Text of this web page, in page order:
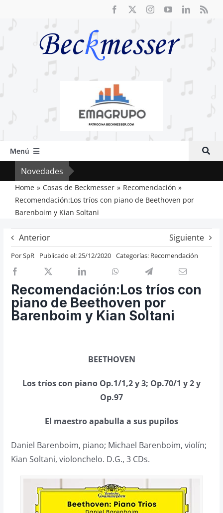
Menú
Inicio
Actual
Artículos
Previos de ópera
Entrevistas
Recomendación
Cosas de Beckmesser
Nosotros y privacidad
Buscar:
Novedades
Home Cosas de Beckmesser
Recomendación
Recomendación:Los tríos con piano de Beethoven por
Barenboim y Kian Soltani
Anterior Siguiente
PorSpR Publicado el: 25/12/2020 Categorías: Recomendación
Recomendación:Los tríos con
piano de Beethoven por
Barenboim y Kian Soltani
BEETHOVEN
Los tríos con piano Op.1/1,2 y 3; Op.70/1 y 2 y
Op.97
El maestro apabulla a sus pupilos
Daniel Barenboim, piano; Michael Barenboim, violín;
Kian Soltani, violonchelo. D.G., 3 CDs.